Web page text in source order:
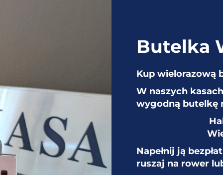
sięga średniowiecza. Wówczas kowale
bądź sześciokątnych łbów śrub.
w XVIII i XIX w. wraz z nowymi
Warsztaty ślusarskie, zakłady
posiadały mnóstwo elementów skręconych
maszyn, ich serwisu i napraw.
i wykonane ze stali narzędziowej, czyli stali
chrom i wanad lub czy chrom i molibden. Te
Butelka
Kup wielorazową
W naszych
wygodną butelkę
Napełnij ją
ruszaj na rower